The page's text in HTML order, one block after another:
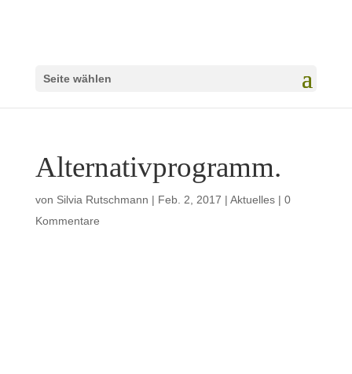
Seite wählen
Alternativprogramm.
von Silvia Rutschmann | Feb. 2, 2017 | Aktuelles| 0
Kommentare